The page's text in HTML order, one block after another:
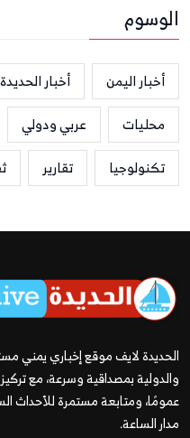
الوسوم
أخبار اليمن أخبار الحديدة
محليات
عربي ودولي
تكنولوجيا
تقارير
الحديدة لايف موقع إخباري يمني
والدولية بمصداقية وسرعة، مع
عمومًا، ومتابعة مستمرة للأحداث
مدار الساعة.